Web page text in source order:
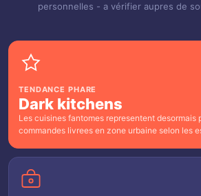
personnelles - a vérifier aupres de
TENDANCE PHARE
Dark kitchens
Les cuisines fantomes representent desormais
commandes livrees en zone urbaine selon les